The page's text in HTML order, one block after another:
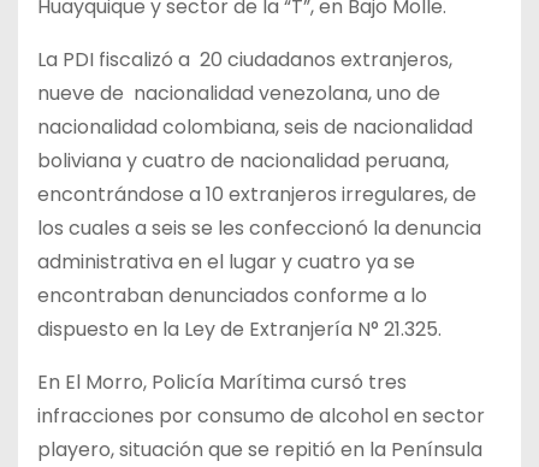
Huayquique y sector de la “T”, en Bajo Molle.
La PDI fiscalizó a 20 ciudadanos extranjeros,
nueve de nacionalidad venezolana, uno de
nacionalidad colombiana, seis de nacionalidad
boliviana y cuatro de nacionalidad peruana,
encontrándose a 10 extranjeros irregulares, de
los cuales a seis se les confeccionó la denuncia
administrativa en el lugar y cuatro ya se
encontraban denunciados conforme a lo
dispuesto en la Ley de Extranjería N° 21.325.
En El Morro, Policía Marítima cursó tres
infracciones por consumo de alcohol en sector
playero, situación que se repitió en la Península